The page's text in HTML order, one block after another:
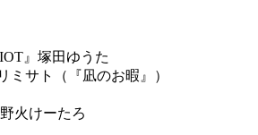
』塚田ゆうた
サト（『凪のお暇』）
火けーたろ